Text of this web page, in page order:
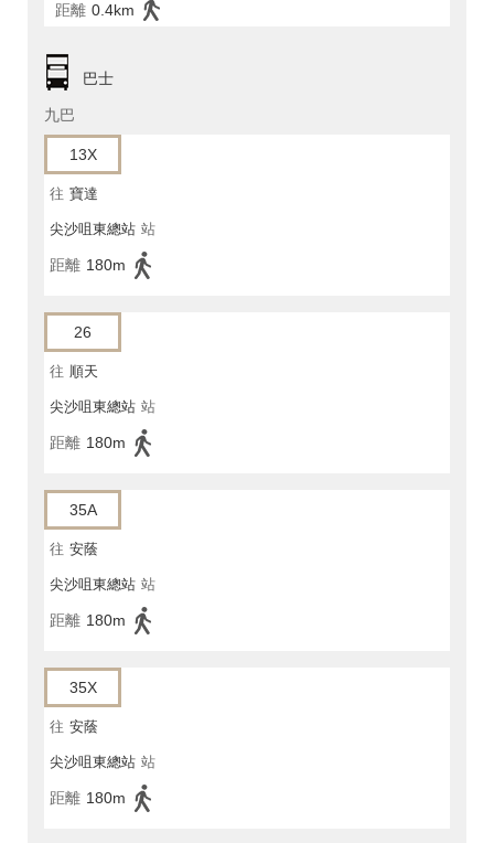
距離 0.4km
巴士
九巴
13X
往 寶達
尖沙咀東總站 站
距離 180m
26
往 順天
尖沙咀東總站 站
距離 180m
35A
往 安蔭
尖沙咀東總站 站
距離 180m
35X
往 安蔭
尖沙咀東總站 站
距離 180m